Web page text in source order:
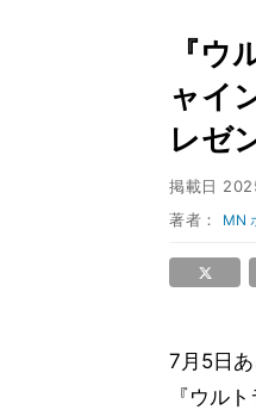
『
ャイ
レゼ
掲載日
著者： MN
7月5日
『ウル